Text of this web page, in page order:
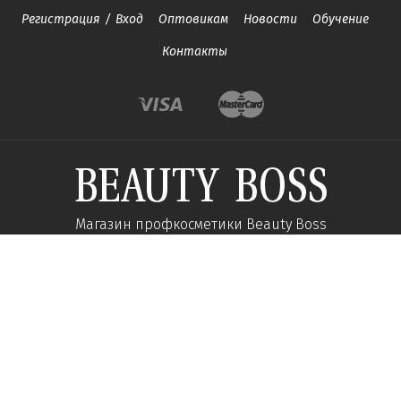
Регистрация / Вход Оптовикам Новости Обучение
Контакты
Магазин профкосметики Beauty Boss